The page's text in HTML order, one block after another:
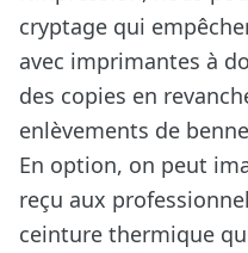
cryptage qui
avec imprimantes à
des copies en
enlèvements de
En option, on peut
reçu aux
ceinture thermique